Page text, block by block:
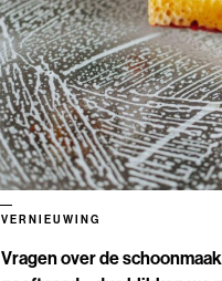
Vragen over de
VERNIEUWING